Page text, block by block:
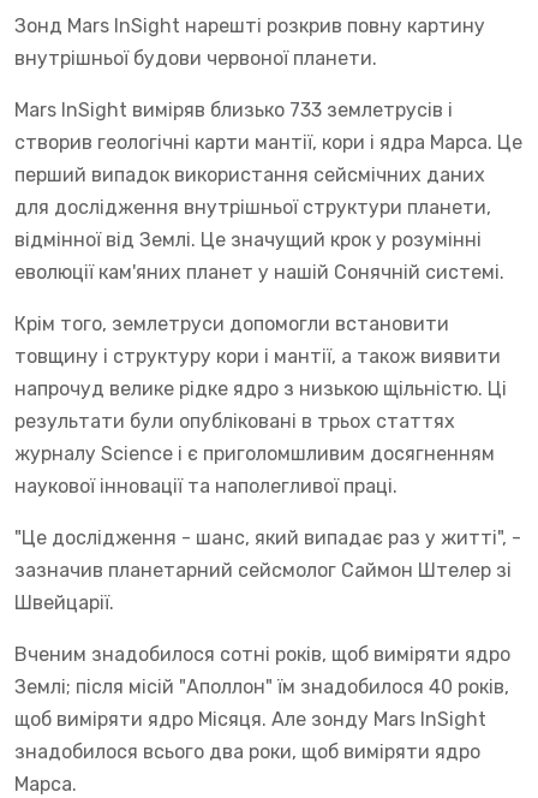
Зонд Mars InSight нарешті розкрив повну картину
внутрішньої будови червоної планети.
Mars InSight виміряв близько 733 землетрусів і
створив геологічні карти мантії, кори і ядра Марса. Це
перший випадок використання сейсмічних даних
для дослідження внутрішньої структури планети,
відмінної від Землі. Це значущий крок у розумінні
еволюції кам'яних планет у нашій Сонячній системі.
Крім того, землетруси допомогли встановити
товщину і структуру кори і мантії, а також виявити
напрочуд велике рідке ядро з низькою щільністю. Ці
результати були опубліковані в трьох статтях
журналу Science і є приголомшливим досягненням
наукової інновації та наполегливої праці.
"Це дослідження - шанс, який випадає раз у житті", -
зазначив планетарний сейсмолог Саймон Штелер зі
Швейцарії.
Вченим знадобилося сотні років, щоб виміряти ядро
Землі; після місій "Аполлон" їм знадобилося 40 років,
щоб виміряти ядро Місяця. Але зонду Mars InSight
знадобилося всього два роки, щоб виміряти ядро
Марса.